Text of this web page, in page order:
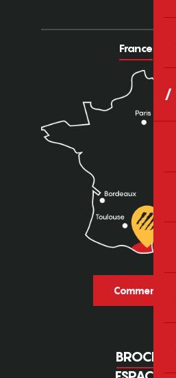
France
Comment